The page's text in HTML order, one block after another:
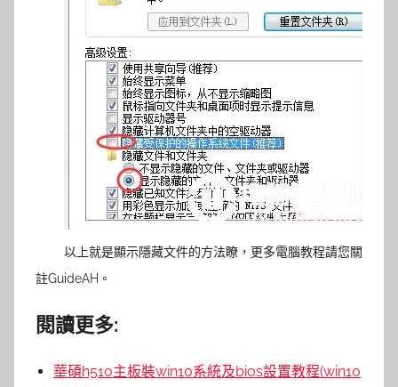
以上就是顯示隱藏文件的方法瞭，更多電腦教程請您關
註GuideAH。
閱讀更多:
華碩h510主板裝win10系統及bios設置教程(win10